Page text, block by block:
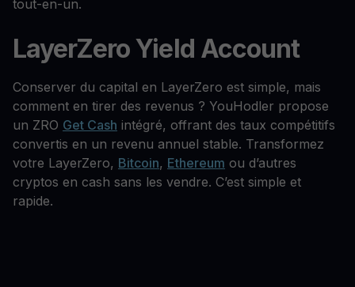
tout-en-un.
LayerZero Yield Account
Conserver du capital en LayerZero est simple, mais
comment en tirer des revenus ? YouHodler propose
un ZRO Get Cash intégré, offrant des taux compétitifs
convertis en un revenu annuel stable. Transformez
votre LayerZero, Bitcoin, Ethereum ou d’autres
cryptos en cash sans les vendre. C’est simple et
rapide.